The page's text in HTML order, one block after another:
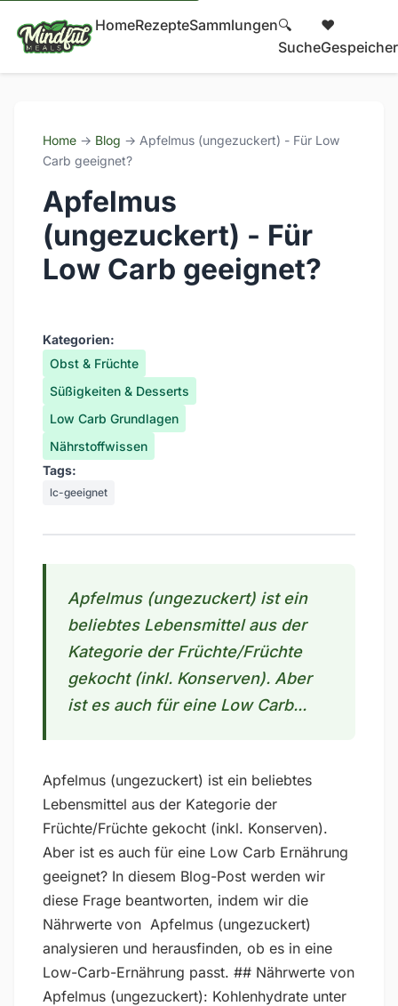
HomeRezepteSammlungen🔍
Suche
❤️
Home → Blog → Apfelmus (ungezuckert) - Für Low
Carb geeignet?
Apfelmus
(ungezuckert) - Für
Low Carb geeignet?
Kategorien:
Obst & Früchte
Süßigkeiten & Desserts
Low Carb Grundlagen
Nährstoffwissen
Tags:
lc-geeignet
Apfelmus (ungezuckert) ist ein
beliebtes Lebensmittel aus der
Kategorie der Früchte/Früchte
gekocht (inkl. Konserven). Aber
ist es auch für eine Low Carb...
Apfelmus (ungezuckert) ist ein beliebtes
Lebensmittel aus der Kategorie der
Früchte/Früchte gekocht (inkl. Konserven).
Aber ist es auch für eine Low Carb Ernährung
geeignet? In diesem Blog-Post werden wir
diese Frage beantworten, indem wir die
Nährwerte von Apfelmus (ungezuckert)
analysieren und herausfinden, ob es in eine
Low-Carb-Ernährung passt. ## Nährwerte von
Apfelmus (ungezuckert): Kohlenhydrate unter